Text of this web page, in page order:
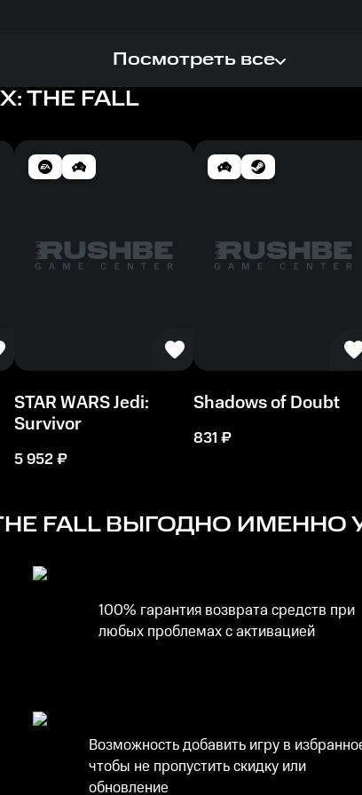
Посмотреть все
THE FALL
STAR WARS Jedi:
Survivor
5 952₽
Shadows of Doubt
831 ₽
FALLВЫГОДНО ИМЕННО
100% гарантия возврата средств при
любых проблемах с активацией
Возможность добавить игру в
чтобы не пропустить скидку или
обновление